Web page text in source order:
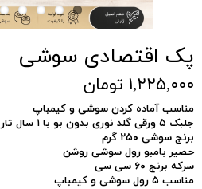
پک اقتصادی سوشی
۱,۲۲۵,۰۰۰ تومان
مناسب آماده کردن سوشی و کیمباپ
جلبک ۵ ورقی گلد نوری بدون بو با ۱ سال تاریخ
برنج سوشی ۲۵۰ گرم
حصیر بامبو رول سوشی روشن
سرکه برنج ۶۰ سی سی
مناسب ۵ رول سوشی و کیمباپ